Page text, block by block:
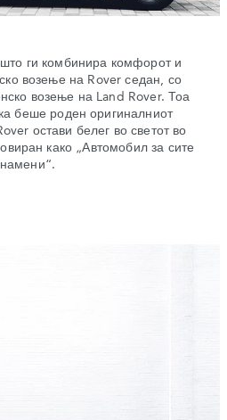
ги комбинира комфорот и
возење на Rover седан, со
возење на Land Rover. Тоа
беше роден оригиналниот
остави белег во светот во
како „Автомобил за сите
намени“.